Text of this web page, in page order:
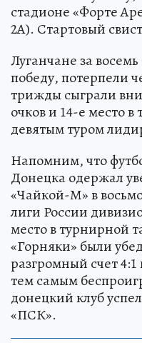
стадионе «Форте
2А). Стартовый
Луганчане за
победу, потерпели
трижды сыграли
очков и 14-е место
девятым туром
Напомним, что
Донецка одержал
«Чайкой-М» в
лиги России
место в турнирной
«Горняки» были
разгромный счет
тем самым
донецкий клуб
«ПСК».